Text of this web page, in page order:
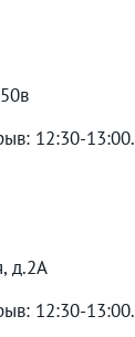
12:30-13:00.
д.2А
12:30-13:00.